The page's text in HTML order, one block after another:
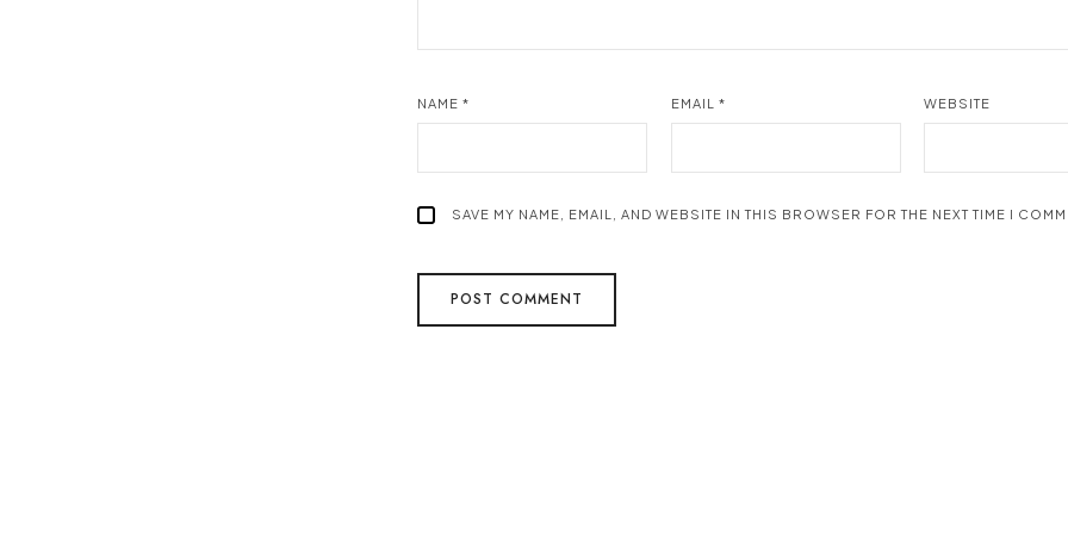
NAME * EMAIL * WEBSITE
SAVE MY NAME, EMAIL, AND WEBSITE IN THIS BROWSER FOR THE NEXT TIME I